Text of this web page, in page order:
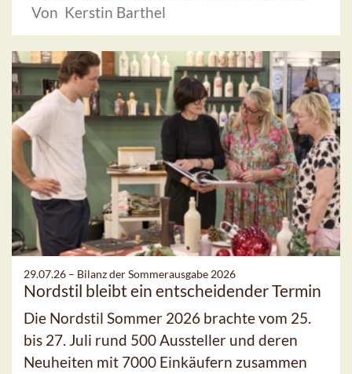
Von Kerstin Barthel
29.07.26 – Bilanz der Sommerausgabe 2026
Nordstil bleibt ein entscheidender Termin
Die Nordstil Sommer 2026 brachte vom 25.
bis 27. Juli rund 500 Aussteller und deren
Neuheiten mit 7000 Einkäufern zusammen